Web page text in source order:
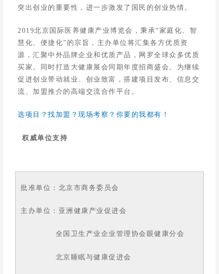
突出创业的重要性，进一步激发了国民的创业热情。
2019北京国际医养健康产业博览会，秉承“家庭化、智
慧化、便捷化”的宗旨，主办单位将汇集各方优质资
源，汇聚中外品牌企业和优质产品，网罗全球众多优质
买家。同时打造大健康展会同期年度招商盛会。为继续
促进创业带动就业、创业致富，搭建项目发布、信息交
流、加盟推介的高端交流合作平台。
选项目？找加盟？现场考察？你要的我都有！
权威单位支持
批准单位：北京市商务委员会
主办单位：亚洲健康产业促进会
全国卫生产业企业管理协会眼健康分会
北京睡眠与健康促进会